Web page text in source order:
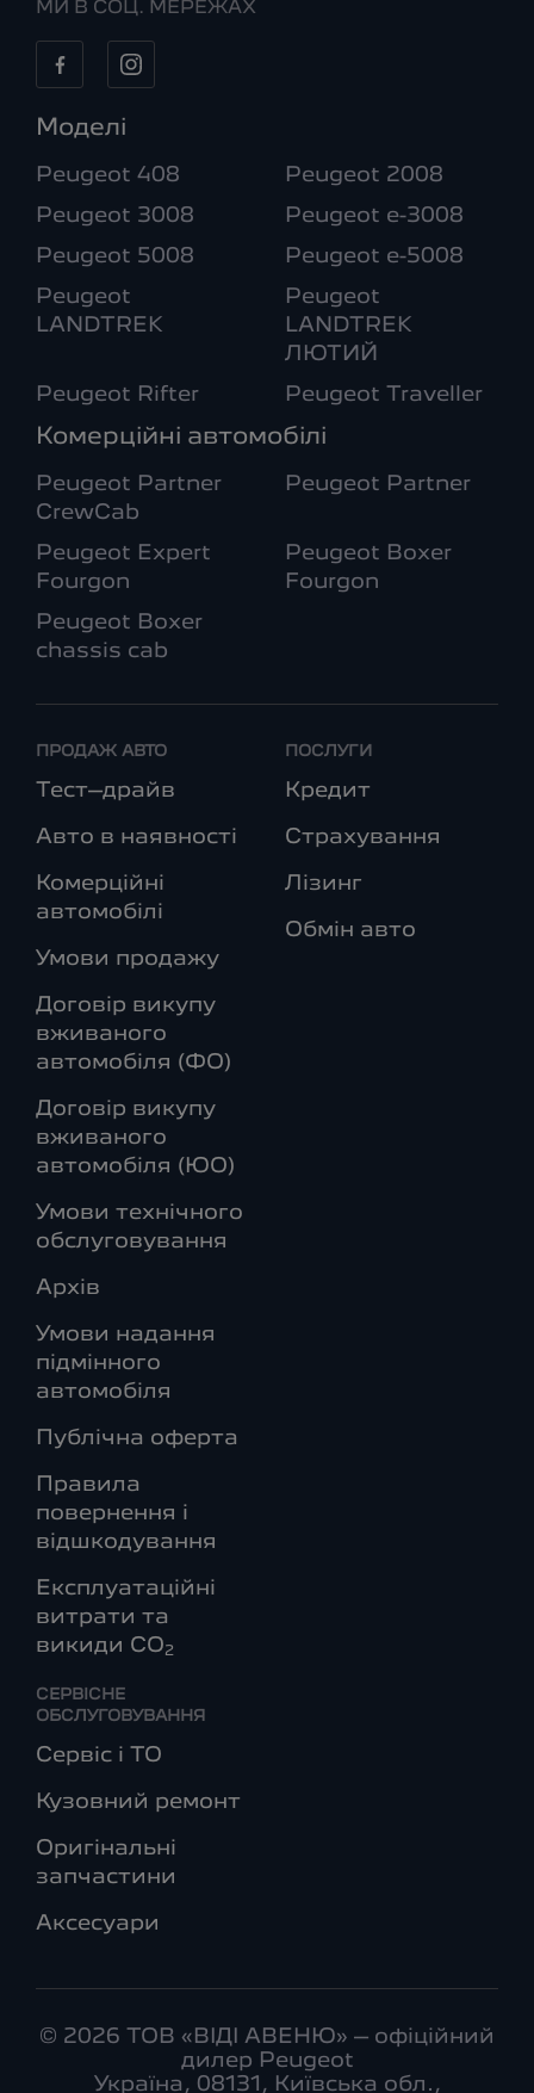
МИ В СОЦ. МЕРЕЖАХ
Моделі
Peugeot 408 Peugeot 2008
Peugeot 3008 Peugeot e-3008
Peugeot 5008 Peugeot e-5008
Peugeot
LANDTREK
Peugeot
LANDTREK
ЛЮТИЙ
Peugeot Rifter Peugeot Traveller
Комерційні автомобілі
Peugeot Partner
CrewCab
Peugeot Partner
Peugeot Expert
Fourgon
Peugeot Boxer
Fourgon
Peugeot Boxer
chassis cab
ПРОДАЖ АВТО
Тест–драйв
Авто в наявності
Комерційні
автомобілі
Умови продажу
Договір викупу
вживаного
автомобіля (ФО)
Договір викупу
вживаного
автомобіля (ЮО)
Умови технічного
обслуговування
Архів
Умови надання
підмінного
автомобіля
Публічна оферта
Правила
повернення і
відшкодування
Експлуатаційні
витрати та
викиди СО2
ПОСЛУГИ
Кредит
Страхування
Лізинг
Обмін авто
СЕРВІСНЕ
ОБСЛУГОВУВАННЯ
Сервіс і ТО
Кузовний ремонт
Оригінальні
запчастини
Аксесуари
© 2026 ТОВ «ВІДІ АВЕНЮ» – офіційний
дилер Peugeot
Україна, 08131, Київська обл.,